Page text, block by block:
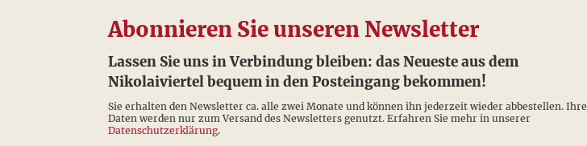
Abonnieren Sie unseren Newsletter
Lassen Sie uns in Verbindung bleiben: das Neueste aus dem
Nikolaiviertel bequem in den Posteingang bekommen!
Sie erhalten den Newsletter ca. alle zwei Monate und können ihn jederzeit wieder abbestellen. Ihre
Daten werden nur zum Versand des Newsletters genutzt. Erfahren Sie mehr in unserer
Datenschutzerklärung.